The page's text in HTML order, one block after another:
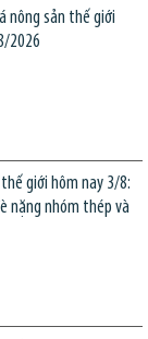
nông sản thế giới
2026
giới hôm nay 3/8:
nặng nhóm thép và